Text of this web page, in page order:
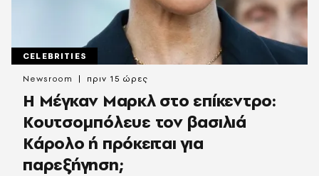
CELEBRITIES
Η Μέγκαν Μαρκλ στο επίκεντρο:
Κουτσομπόλευε τον βασιλιά
Κάρολο ή πρόκειται για
παρεξήγηση;
Newsroom πριν 15 ώρες